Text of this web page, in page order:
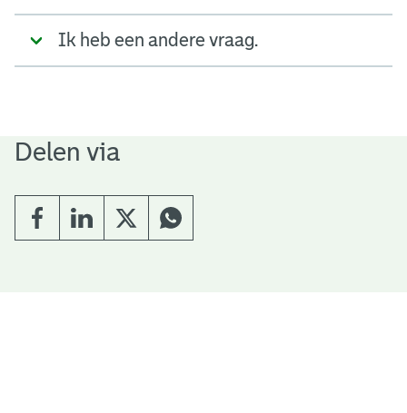
Ik heb een andere vraag.
Delen via